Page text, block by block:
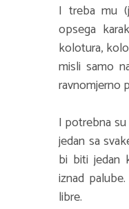
I treba mu
opsega
kolotura,
misli samo
ravnomjerno
I potrebna
jedan sa
bi biti jedan
iznad
libre.